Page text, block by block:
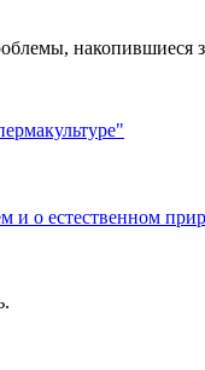
накопившиеся
и о естественном
.